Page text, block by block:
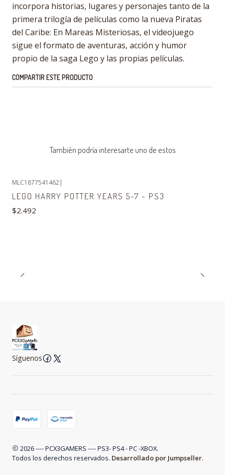
incorpora historias, lugares y personajes tanto de la
primera trilogía de películas como la nueva Piratas
del Caribe: En Mareas Misteriosas, el videojuego
sigue el formato de aventuras, acción y humor
propio de la saga Lego y las propias películas.
COMPARTIR ESTE PRODUCTO
También podría interesarte uno de estos
MLC1877541462|
LEGO HARRY POTTER YEARS 5-7 - PS3
$2.492
Síguenos
2026 ---- PCX3GAMERS ---- PS3- PS4 - PC -XBOX.
Todos los derechos reservados. Desarrollado por Jumpseller.